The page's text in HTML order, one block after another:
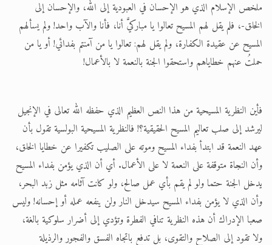
ملخص الإسلام الذي هو الإحسان في العبودية إلى الله، والإحسان إلى
الخلق-، فلم يقل لهم المسيح تعالوا يا مباركيَّ أنا، فأنا والآب واحد! ولم يسألهم
المسيح عن عقيدة الكفارة، ولم يقل لهم: تعالوا يا من آمنتم بفدائي! أو يا من
حملتُ عنهم خطاياهم واستحقوا الجنة بالنعمة لا بالأعمال!
فأين النظرية المسيحية من هذا النص العظيم الذي حفظه الله تعالى في الإنجيل
ليرشد إلى صلب تعاليم المسيح الحقيقية؟! فالنظرية المسيحية البولسية تقول بأن
عهد النعمة قد ابتدأ بفداء المسيح وموته على الصليب تكفيرا عن خطايا الخلق،
وأن النجاة متوقفة على النعمة لا على الأعمال. أي أن الذي يؤمن بفداء المسيح
يدخل الجنة حتما ولو لم يقم بأي عمل صالح، ولو كانت آثامه مثل زبد البحر،
وأن الذي لا يؤمن بفداء المسيح سيدخل النار ولن ينفعه عمله أو إحسانه! وليس
صعبا الإدراك أن هذه النظرية تنافي الفطرة وتؤدي إلى أضرار سلوكية بالغة،
ولا تقود إلى الصلاح والتقوى، بل تدفع باتجاه الفسق والفجور والرذيلة